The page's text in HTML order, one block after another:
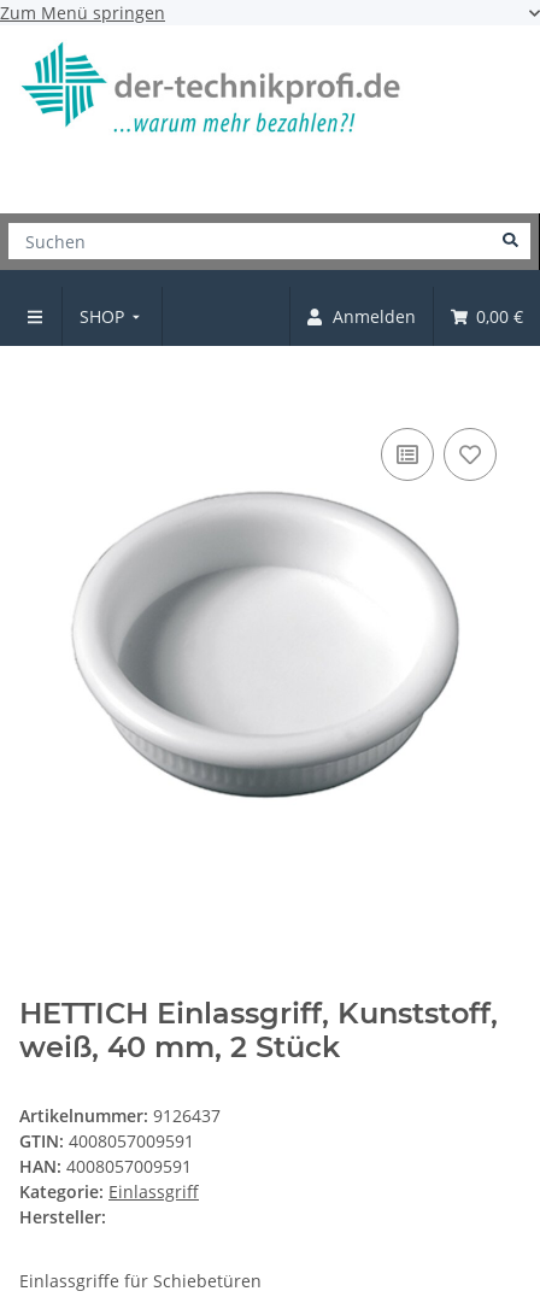
Zum Menü springen
SHOP Anmelden 0,00 €
Einlassgriff
HETTICH Einlassgriff, Kunststoff,
weiß, 40 mm, 2 Stück
Artikelnummer: 9126437
GTIN: 4008057009591
HAN: 4008057009591
Kategorie: Einlassgriff
Hersteller:
Einlassgriffe für Schiebetüren